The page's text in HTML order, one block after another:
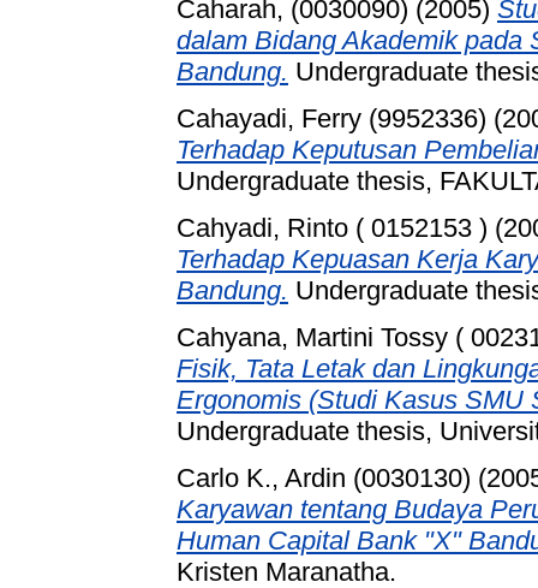
Caharah, (0030090) (2005)
dalam Bidang Akademik pada
Bandung. Undergraduate
Cahayadi, Ferry (9952336)
Terhadap Keputusan
Undergraduate thesis,
Cahyadi, Rinto ( 0152153 )
Terhadap Kepuasan Kerja
Bandung. Undergraduate
Cahyana, Martini Tossy (
Fisik, Tata Letak dan
Ergonomis (Studi Kasus SMU
Undergraduate thesis,
Carlo K., Ardin (0030130)
Karyawan tentang Budaya
Human Capital Bank "X"
Kristen Maranatha.